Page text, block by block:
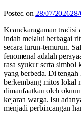
Posted on 28/07/2026
Keanekaragaman tradisi
indah melalui berbagai
secara turun-temurun.
fenomenal adalah
rasa syukur serta simbol
yang berbeda. Di tengah
berkembang mitos lokal
dimanfaatkan oleh
kejaran warga. Isu
menjadi perbincangan